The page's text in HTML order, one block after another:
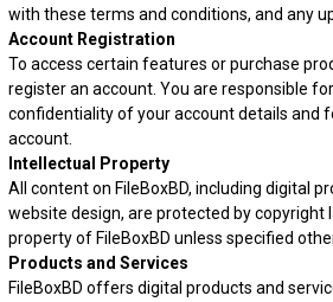
with these terms and conditions, and any
Account Registration
To access certain features or purchase
register an account. You are responsible
confidentiality of your account details and
account.
Intellectual Property
All content on FileBoxBD, including digital
website design, are protected by copyright
property of FileBoxBD unless specified
Products and Services
FileBoxBD offers digital products and